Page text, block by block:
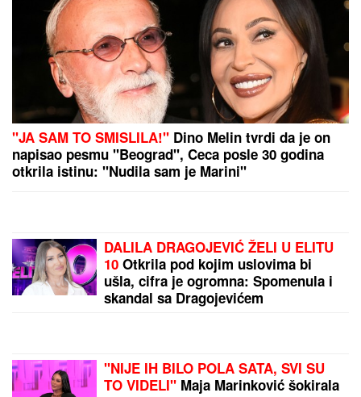
napad na Zelenskog! Mnogo ih boli
to što ne priznaje Kosovo